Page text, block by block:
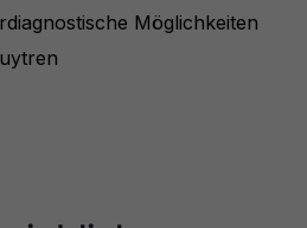
Möglichkeiten